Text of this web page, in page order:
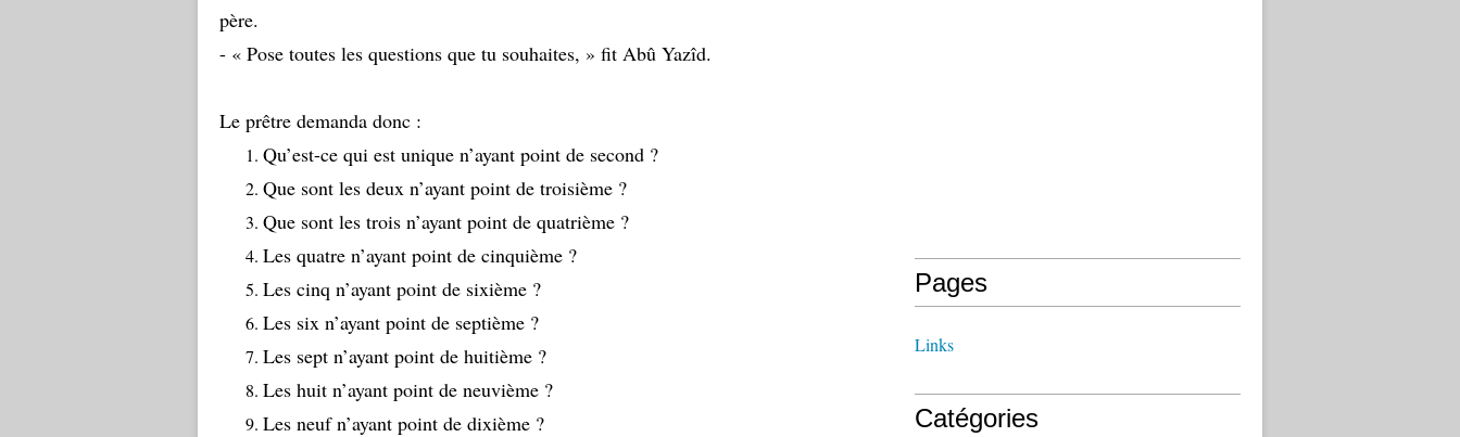
père.
- « Pose toutes les questions que tu souhaites, » fit Abû Yazîd.
Le prêtre demanda donc :
Qu’est-ce qui est unique n’ayant point de second ?
Que sont les deux n’ayant point de troisième ?
Que sont les trois n’ayant point de quatrième ?
Les quatre n’ayant point de cinquième ?
Les cinq n’ayant point de sixième ?
Les six n’ayant point de septième ?
Les sept n’ayant point de huitième ?
Les huit n’ayant point de neuvième ?
Les neuf n’ayant point de dixième ?
Pages
Links
Catégories